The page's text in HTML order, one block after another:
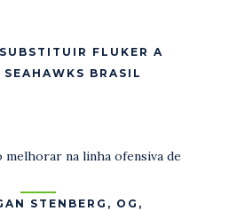
FLUKER A
BRASIL
na linha ofensiva de
STENBERG, OG,